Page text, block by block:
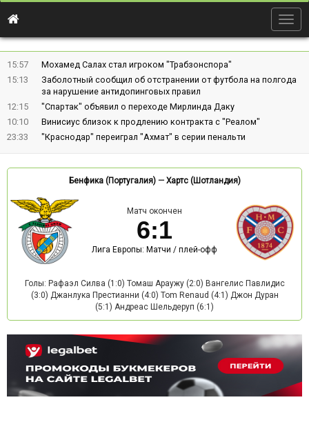
15:57
Мохамед Салах стал игроком "Трабзонспора"
15:13
Заболотный сообщил об отстранении от футбола на полгода
за нарушение антидопинговых правил
12:15
"Спартак" объявил о переходе Мирлинда Даку
10:10
Винисиус близок к продлению контракта с "Реалом"
23:33
"Краснодар" переиграл "Ахмат" в серии пенальти
Бенфика (Португалия)— Хартс (Шотландия)
Матч окончен
6:1
Лига Европы: Матчи / плей-офф
Голы: Рафаэл Силва (1:0) Томаш Араужу (2:0) Вангелис Павлидис
(3:0) Джанлука Престианни (4:0) Tom Renaud (4:1) Джон Дуран
(5:1) Андреас Шельдеруп (6:1)